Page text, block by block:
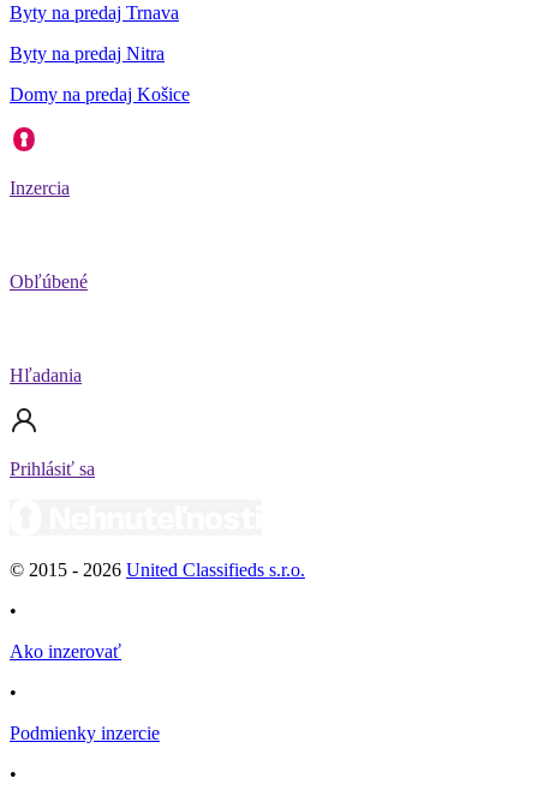
Byty na predaj Trnava
Byty na predaj Nitra
Domy na predaj Košice
Inzercia
Obľúbené
Hľadania
Prihlásiť sa
© 2015 - 2026 United Classifieds s.r.o.
•
Ako inzerovať
•
Podmienky inzercie
•